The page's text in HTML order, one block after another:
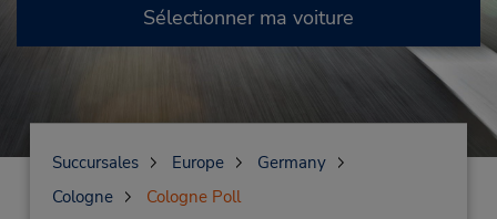
Sélectionner ma voiture
Succursales Europe
Germany
Cologne
Cologne Poll